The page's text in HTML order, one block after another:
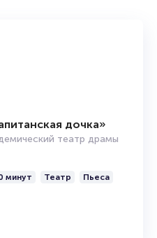
сдать или продать билет
дочка»
театр драмы
минут Театр Пьеса